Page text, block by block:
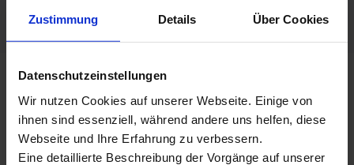
Zustimmung Details Über Cookies
Datenschutzeinstellungen
Wir nutzen Cookies auf unserer Webseite. Einige von
ihnen sind essenziell, während andere uns helfen, diese
Webseite und Ihre Erfahrung zu verbessern.
Eine detaillierte Beschreibung der Vorgänge auf unserer